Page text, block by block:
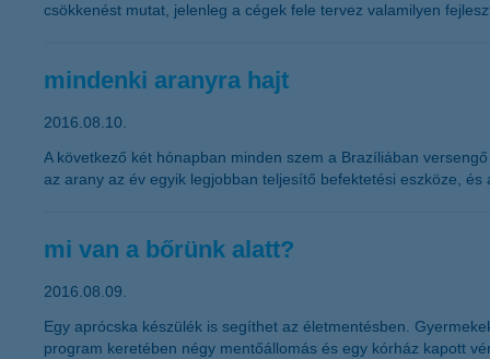
csökkenést mutat, jelenleg a cégek fele tervez valamilyen
mindenki aranyra hajt
2016.08.10.
A következő két hónapban minden szem a Brazíliában
az arany az év egyik legjobban teljesítő befektetési eszköze,
mi van a bőrünk alatt?
2016.08.09.
Egy aprócska készülék is segíthet az életmentésben.
program keretében négy mentőállomás és egy kórház kapott